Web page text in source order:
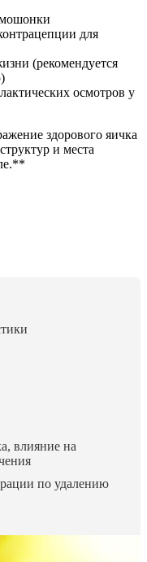
для
(рекомендуется
осмотров у
здорового яичка
и места
влияние на
по удалению